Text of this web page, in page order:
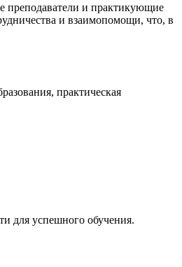
преподаватели и практикующие
и взаимопомощи, что, в
практическая
для успешного обучения.